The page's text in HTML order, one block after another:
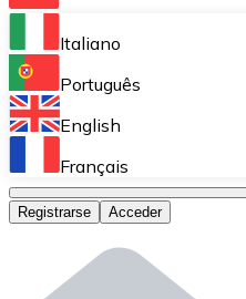
Bitnovo Ramp
Integra nuestra
Bitnovo Giftcards
Bitnovo OTC
Bitnovo ATM
Italiano
Português
English
Français
Registrarse Acceder